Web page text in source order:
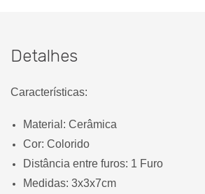
Detalhes
Características:
Material: Cerâmica
Cor: Colorido
Distância entre furos: 1 Furo
Medidas: 3x3x7cm